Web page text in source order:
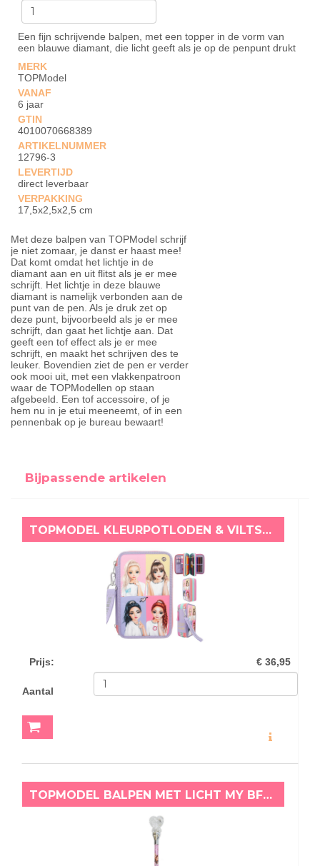
Een fijn schrijvende balpen, met een topper in de vorm van
een blauwe diamant, die licht geeft als je op de penpunt drukt
MERK
TOPModel
VANAF
6 jaar
GTIN
4010070668389
ARTIKELNUMMER
12796-3
LEVERTIJD
direct leverbaar
VERPAKKING
17,5x2,5x2,5 cm
Met deze balpen van TOPModel schrijf
je niet zomaar, je danst er haast mee!
Dat komt omdat het lichtje in de
diamant aan en uit flitst als je er mee
schrijft. Het lichtje in deze blauwe
diamant is namelijk verbonden aan de
punt van de pen. Als je druk zet op
deze punt, bijvoorbeeld als je er mee
schrijft, dan gaat het lichtje aan. Dat
geeft een tof effect als je er mee
schrijft, en maakt het schrijven des te
leuker. Bovendien ziet de pen er verder
ook mooi uit, met een vlakkenpatroon
waar de TOPModellen op staan
afgebeeld. Een tof accessoire, of je
hem nu in je etui meeneemt, of in een
pennenbak op je bureau bewaart!
Bijpassende artikelen
TOPMODEL KLEURPOTLODEN & VILTSTIFTEN ETUI SNAP SHOTS
Prijs: € 36,95
Aantal
TOPMODEL BALPEN MET LICHT MY BFF WIT